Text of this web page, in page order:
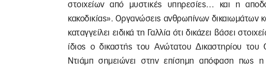
στοιχείων από μυστικές υπηρεσίες… και η
κακοδικίας». Οργανώσεις ανθρωπίνων
καταγγείλει ειδικά τη Γαλλία ότι δικάζει βάσει
ίδιος ο δικαστής του Ανώτατου Δικαστηρίου
Ντιάμπ σημειώνει στην επίσημη απόφαση πως η